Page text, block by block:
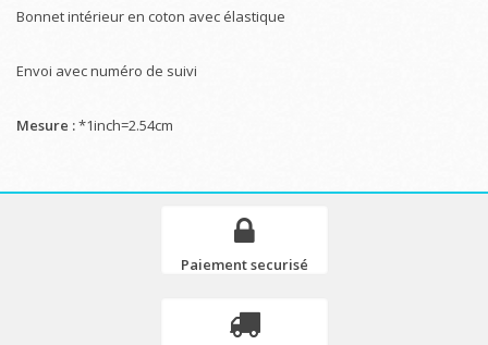
Bonnet intérieur en coton avec élastique
Envoi avec numéro de suivi
Mesure :*1inch=2.54cm
Paiement securisé